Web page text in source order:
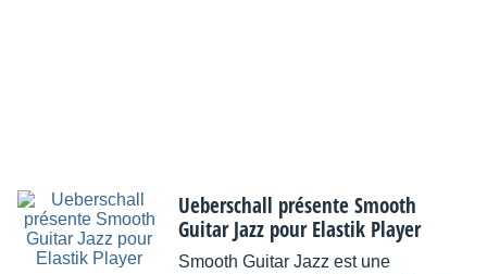
Ueberschall présente Smooth
Guitar Jazz pour Elastik Player
Smooth Guitar Jazz est une